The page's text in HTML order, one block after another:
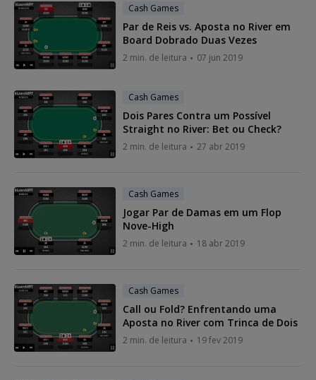
Cash Games
Par de Reis vs. Aposta no River em
Board Dobrado Duas Vezes
2 min. de leitura 07 jun 2019
Cash Games
Dois Pares Contra um Possível
Straight no River: Bet ou Check?
2 min. de leitura 27 abr 2019
Cash Games
Jogar Par de Damas em um Flop
Nove-High
2 min. de leitura 18 abr 2019
Cash Games
Call ou Fold? Enfrentando uma
Aposta no River com Trinca de Dois
2 min. de leitura 19 fev 2019